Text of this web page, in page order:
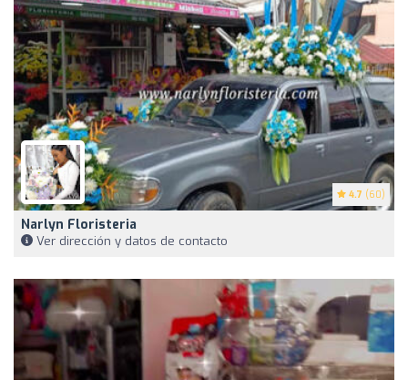
4.7 (60)
Narlyn Floristeria
Ver dirección y datos de contacto